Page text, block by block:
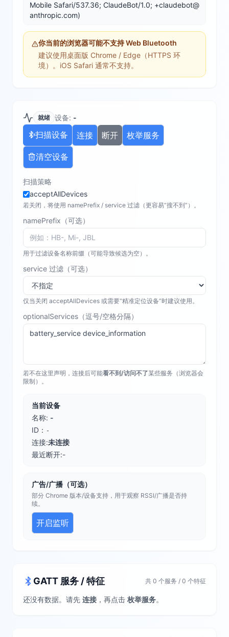
Mobile Safari/537.36; ClaudeBot/1.0; +claudebot@
anthropic.com)
你当前的浏览器可能不支持 Web Bluetooth
建议使用桌面版 Chrome / Edge（HTTPS 环
境）。iOS Safari 通常不支持。
就绪 设备: -
扫描设备 连接 断开 枚举服务
清空设备
扫描策略
acceptAllDevices
若关闭，将使用 namePrefix / service 过滤（更容易“搜不到”）。
namePrefix（可选）
用于过滤设备名称前缀（可能导致候选为空）。
service 过滤（可选）
仅当关闭 acceptAllDevices 或需要“精准定位设备”时建议使用。
optionalServices（逗号/空格分隔）
若不在这里声明，连接后可能看不到/访问不了某些服务（浏览器会
限制）。
当前设备
名称: -
ID： -
连接:未连接
最近断开:-
广告/广播（可选）
部分 Chrome 版本/设备支持，用于观察 RSSI/广播是否持
续。
开启监听
GATT 服务 / 特征 共 0 个服务 / 0 个特征
还没有数据。请先 连接 ，再点击 枚举服务。